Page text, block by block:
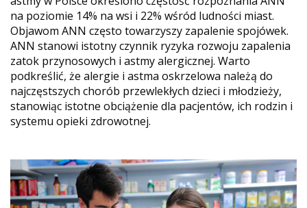
na poziomie 14% na wsi i 22% wśród ludności miast.
Objawom ANN często towarzyszy zapalenie spojówek.
ANN stanowi istotny czynnik ryzyka rozwoju zapalenia
zatok przynosowych i astmy alergicznej. Warto
podkreślić, że alergie i astma oskrzelowa należą do
najczęstszych chorób przewlekłych dzieci i młodzieży,
stanowiąc istotne obciążenie dla pacjentów, ich rodzin i
systemu opieki zdrowotnej.